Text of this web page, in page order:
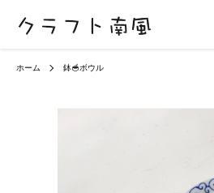
ホーム 鉢🥣ボウル